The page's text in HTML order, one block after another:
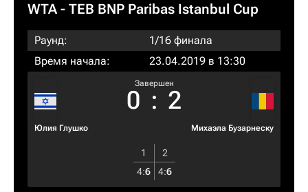
WTA- TEB BNP Paribas Istanbul Cup
Раунд:
1/16 финала
Время начала:
23.04.2019 в 13:30
Юлия Глушко
Завершен
0 : 2
Михаэла Бузарнеску
1
2
4:6 4:6